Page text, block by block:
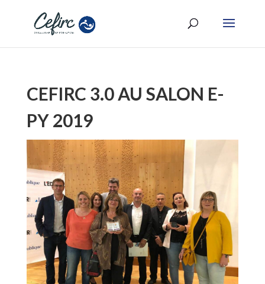
CEFIRC 3.0 AU SALON E-
PY 2019